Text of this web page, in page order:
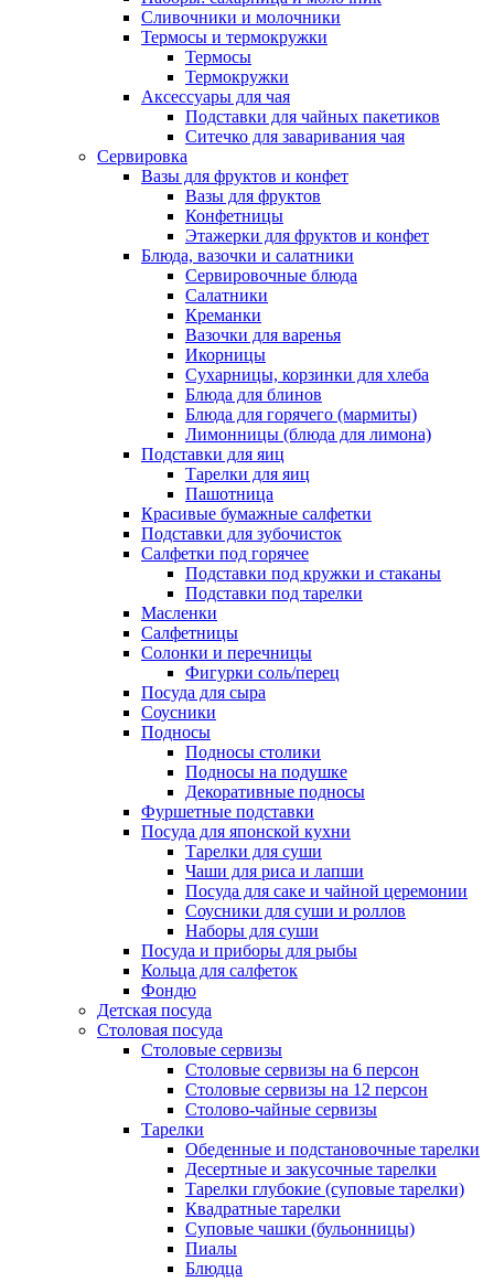
Сливочники и молочники
Термосы и термокружки
Термосы
Термокружки
Аксессуары для чая
Подставки для чайных пакетиков
Ситечко для заваривания чая
Сервировка
Вазы для фруктов и конфет
Вазы для фруктов
Конфетницы
Этажерки для фруктов и конфет
Блюда, вазочки и салатники
Сервировочные блюда
Салатники
Креманки
Вазочки для варенья
Икорницы
Сухарницы, корзинки для хлеба
Блюда для блинов
Блюда для горячего (мармиты)
Лимонницы (блюда для лимона)
Подставки для яиц
Тарелки для яиц
Пашотница
Красивые бумажные салфетки
Подставки для зубочисток
Салфетки под горячее
Подставки под кружки и стаканы
Подставки под тарелки
Масленки
Салфетницы
Солонки и перечницы
Фигурки соль/перец
Посуда для сыра
Соусники
Подносы
Подносы столики
Подносы на подушке
Декоративные подносы
Фуршетные подставки
Посуда для японской кухни
Тарелки для суши
Чаши для риса и лапши
Посуда для саке и чайной церемонии
Соусники для суши и роллов
Наборы для суши
Посуда и приборы для рыбы
Кольца для салфеток
Фондю
Детская посуда
Столовая посуда
Столовые сервизы
Столовые сервизы на 6 персон
Столовые сервизы на 12 персон
Столово-чайные сервизы
Тарелки
Обеденные и подстановочные тарелки
Десертные и закусочные тарелки
Тарелки глубокие (суповые тарелки)
Квадратные тарелки
Суповые чашки (бульонницы)
Пиалы
Блюдца